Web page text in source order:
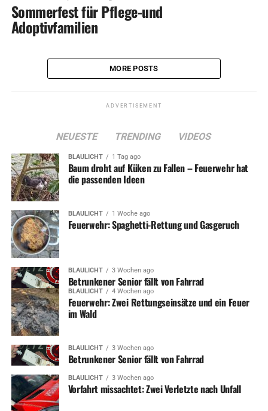
Sommerfest für Pflege-und
Adoptivfamilien
MORE POSTS
ADVERTISEMENT
NEUESTE TRENDING VIDEOS
BLAULICHT 1 Tag ago
Baum droht auf Küken zu Fallen – Feuerwehr hat
die passenden Ideen
BLAULICHT 1 Woche ago
Feuerwehr: Spaghetti-Rettung und Gasgeruch
BLAULICHT 3 Wochen ago
Betrunkener Senior fällt von Fahrrad
BLAULICHT 4 Wochen ago
Feuerwehr: Zwei Rettungseinsätze und ein Feuer
im Wald
BLAULICHT 3 Wochen ago
Betrunkener Senior fällt von Fahrrad
BLAULICHT 3 Wochen ago
Vorfahrt missachtet: Zwei Verletzte nach Unfall